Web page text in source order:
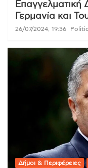
Γερμανία και
26/07/2024, 19:36
Δήμοι & Περιφέρειες